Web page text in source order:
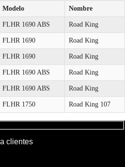
Modelo Nombre
FLHR 1690 ABS Road King
FLHR 1690 Road King
FLHR 1690 Road King
FLHR 1690 ABS Road King
FLHR 1690 ABS Road King
FLHR 1750 Road King 107
clientes